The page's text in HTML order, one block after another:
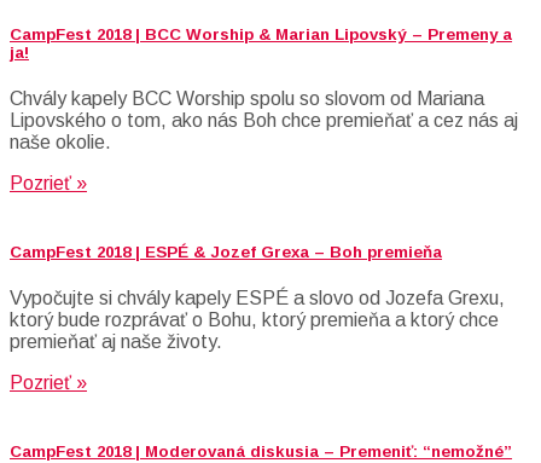
CampFest 2018 | BCC Worship & Marian Lipovský – Premeny a
ja!
Chvály kapely BCC Worship spolu so slovom od Mariana
Lipovského o tom, ako nás Boh chce premieňať a cez nás aj
naše okolie.
Pozrieť »
CampFest 2018 | ESPÉ & Jozef Grexa – Boh premieňa
Vypočujte si chvály kapely ESPÉ a slovo od Jozefa Grexu,
ktorý bude rozprávať o Bohu, ktorý premieňa a ktorý chce
premieňať aj naše životy.
Pozrieť »
CampFest 2018 | Moderovaná diskusia – Premeniť: “nemožné”